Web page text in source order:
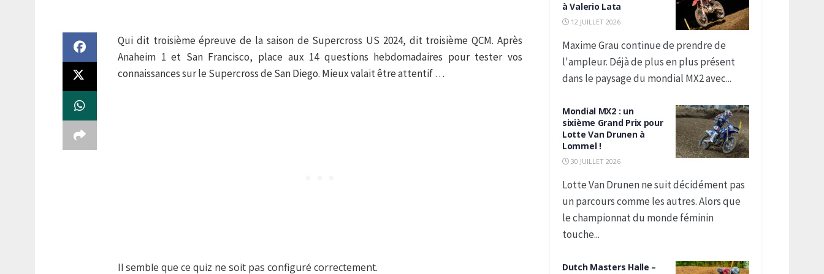
Qui dit troisième épreuve de la saison de Supercross US 2024, dit troisième QCM. Après
Anaheim 1 et San Francisco, place aux 14 questions hebdomadaires pour tester vos
connaissances sur le Supercross de San Diego. Mieux valait être attentif …
Il semble que ce quiz ne soit pas configuré correctement.
à Valerio Lata
12 JUILLET 2026
Maxime Grau continue de prendre de
l'ampleur. Déjà de plus en plus présent
dans le paysage du mondial MX2 avec...
Mondial MX2 : un
sixième Grand Prix pour
Lotte Van Drunen à
Lommel !
30 JUILLET 2026
Lotte Van Drunen ne suit décidément pas
un parcours comme les autres. Alors que
le championnat du monde féminin
touche...
Dutch Masters Halle –